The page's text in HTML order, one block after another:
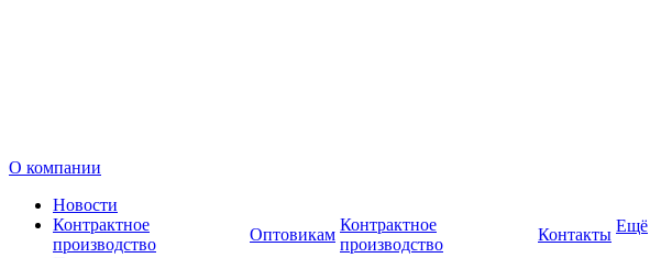
О компании
Новости
Контрактное
производство
Оптовикам
Контрактное
производство
Контакты Ещё